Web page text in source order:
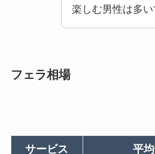
楽しむ男性は多い
フェラ相場
サービス 平